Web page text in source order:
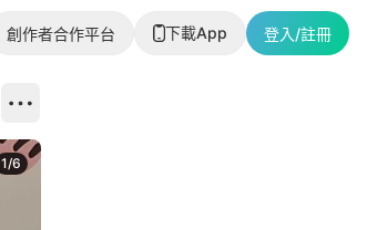
創作者合作平台 下載App 登入/註冊
1/6